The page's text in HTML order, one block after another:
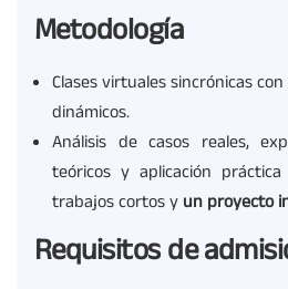
Metodología
Clases virtuales sincrónicas
dinámicos.
Análisis de casos reales,
teóricos y aplicación
trabajos cortos yun proyecto
Requisitos de